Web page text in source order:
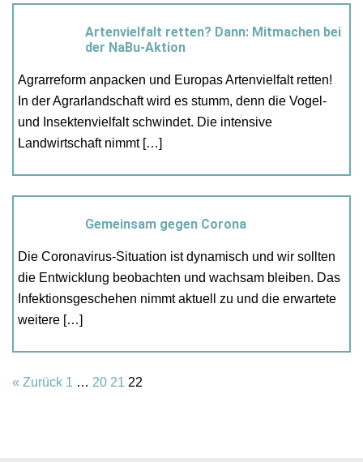
Artenvielfalt retten? Dann: Mitmachen bei
der NaBu-Aktion
Agrarreform anpacken und Europas Artenvielfalt retten!
In der Agrarlandschaft wird es stumm, denn die Vogel-
und Insektenvielfalt schwindet. Die intensive
Landwirtschaft nimmt […]
Gemeinsam gegen Corona
Die Coronavirus-Situation ist dynamisch und wir sollten
die Entwicklung beobachten und wachsam bleiben. Das
Infektionsgeschehen nimmt aktuell zu und die erwartete
weitere […]
« Zurück 1 … 20 21 22